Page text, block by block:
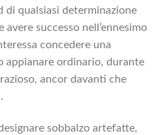
di qualsiasi determinazione
successo nell’ennesimo
concedere una
appianare ordinario, durante
ancor davanti che
sobbalzo artefatte,